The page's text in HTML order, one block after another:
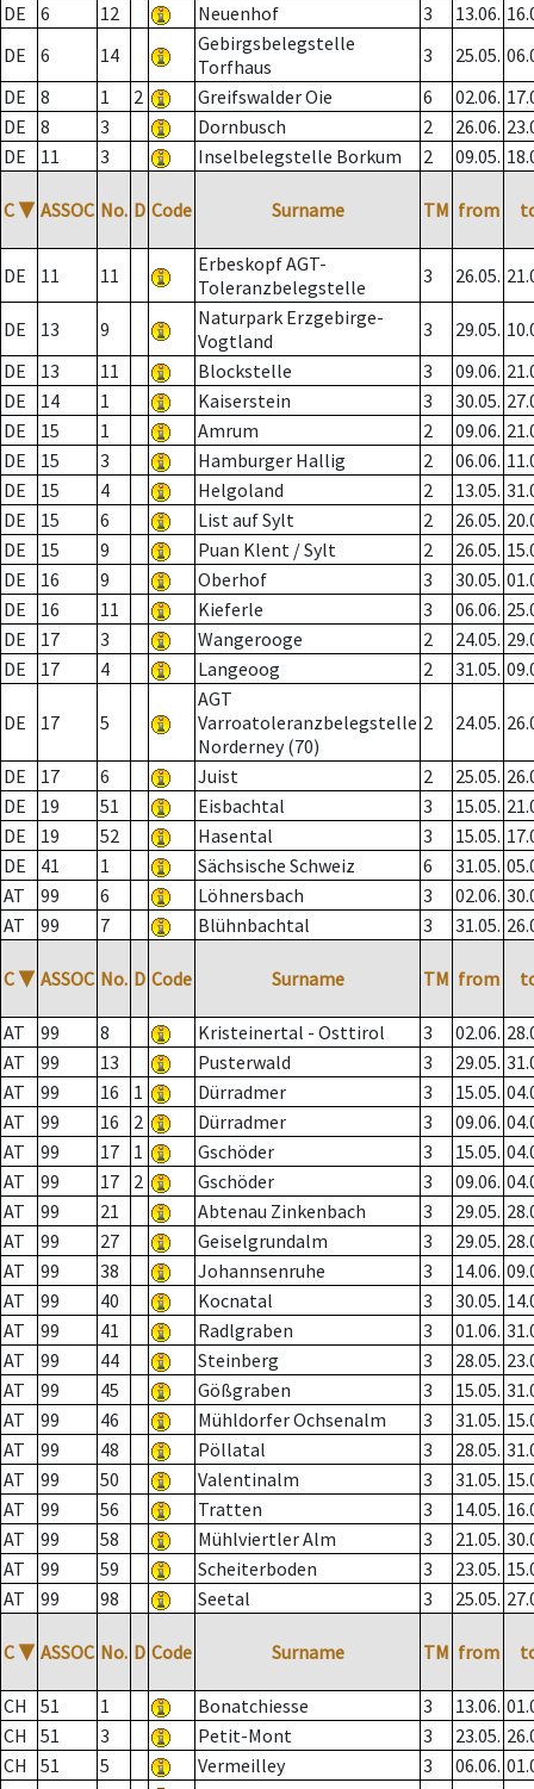
DE
6 12 Neuenhof 3 13.06.
DE
6 14
Gebirgsbelegstelle
Torfhaus
3 25.05.
DE
8 1 2 Greifswalder Oie 6 02.06.
DE
8 3 Dornbusch 2 26.06.
DE
11 3 Inselbelegstelle Borkum 2 09.05.
C ▼ ASSOC No. D Code Surname TM from
DE 11 11
Erbeskopf AGT-
Toleranzbelegstelle
3 26.05.
DE 13 9
Naturpark Erzgebirge-
Vogtland
3 29.05.
DE
13 11 Blockstelle 3 09.06.
DE
14 1 Kaiserstein 3 30.05.
DE
15 1 Amrum 2 09.06.
DE
15 3 Hamburger Hallig 2 06.06.
DE
15 4 Helgoland 2 13.05.
DE
15 6 List auf Sylt 2 26.05.
DE
15 9 Puan Klent / Sylt 2 26.05.
DE
16 9 Oberhof 3 30.05.
DE
16 11 Kieferle 3 06.06.
DE
17 3 Wangerooge 2 24.05.
DE
17 4 Langeoog 2 31.05.
DE 17 5
AGT
Varroatoleranzbelegstelle
Norderney (70)
2 24.05.
DE 17 6 Juist 2 25.05.
DE
19 51 Eisbachtal 3 15.05.
DE
19 52 Hasental 3 15.05.
DE
41 1 Sächsische Schweiz 6 31.05.
AT
99 6 Löhnersbach 3 02.06.
AT
99 7 Blühnbachtal 3 31.05.
C ▼ ASSOC No. D Code Surname TM from
AT 99 8 Kristeinertal - Osttirol 3 02.06.
AT
99 13 Pusterwald 3 29.05.
AT
99 16 1 Dürradmer 3 15.05.
AT
99 16 2 Dürradmer 3 09.06.
AT
99 17 1 Gschöder 3 15.05.
AT
99 17 2 Gschöder 3 09.06.
AT
99 21 Abtenau Zinkenbach 3 29.05.
AT
99 27 Geiselgrundalm 3 29.05.
AT
99 38 Johannsenruhe 3 14.06.
AT
99 40 Kocnatal 3 30.05.
AT
99 41 Radlgraben 3 01.06.
AT
99 44 Steinberg 3 28.05.
AT
99 45 Gößgraben 3 15.05.
AT
99 46 Mühldorfer Ochsenalm 3 31.05.
AT
99 48 Pöllatal 3 28.05.
AT
99 50 Valentinalm 3 31.05.
AT
99 56 Tratten 3 14.05.
AT
99 58 Mühlviertler Alm 3 21.05.
AT
99 59 Scheiterboden 3 23.05.
AT
99 98 Seetal 3 25.05.
C ▼ ASSOC No. D Code Surname TM from
CH 51 1 Bonatchiesse 3 13.06.
CH
51 3 Petit-Mont 3 23.05.
CH
51 5 Vermeilley 3 06.06.